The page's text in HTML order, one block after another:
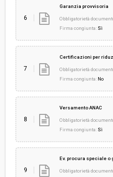
6
Garanzia provvisoria
Obbligatorietà
Firma congiunta: Sì
7
Certificazioni per
Obbligatorietà
Firma congiunta: No
8
Versamento ANAC
Obbligatorietà
Firma congiunta: Sì
9
Ev. procura speciale
Obbligatorietà